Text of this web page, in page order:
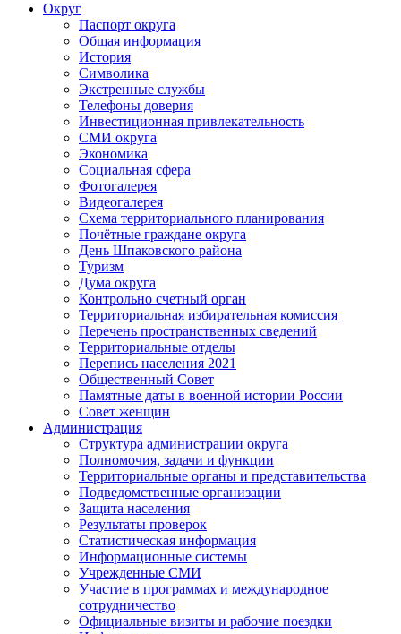
Округ
Паспорт округа
Общая информация
История
Символика
Экстренные службы
Телефоны доверия
Инвестиционная привлекательность
СМИ округа
Экономика
Социальная сфера
Фотогалерея
Видеогалерея
Схема территориального планирования
Почётные граждане округа
День Шпаковского района
Туризм
Дума округа
Контрольно счетный орган
Территориальная избирательная комиссия
Перечень пространственных сведений
Территориальные отделы
Перепись населения 2021
Общественный Совет
Памятные даты в военной истории России
Совет женщин
Администрация
Структура администрации округа
Полномочия, задачи и функции
Территориальные органы и представительства
Подведомственные организации
Защита населения
Результаты проверок
Статистическая информация
Информационные системы
Учрежденные СМИ
Участие в программах и международное
сотрудничество
Официальные визиты и рабочие поездки